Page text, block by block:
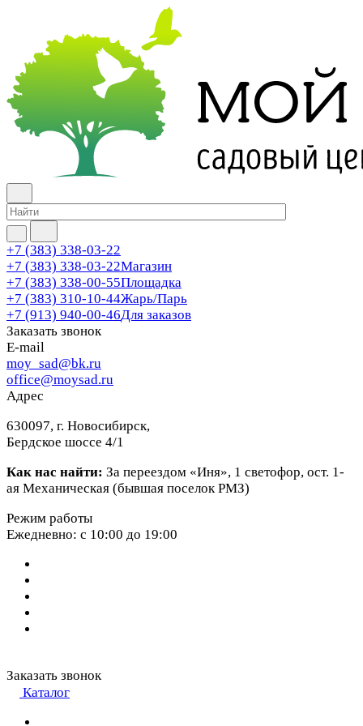
+7 (383) 338-03-22
+7 (383) 338-03-22Магазин
+7 (383) 338-00-55Площадка
+7 (383) 310-10-44Жарь/Парь
+7 (913) 940-00-46Для заказов
Заказать звонок
E-mail
moy_sad@bk.ru
office@moysad.ru
Адрес
630097, г. Новосибирск,
Бердское шоссе 4/1
Как нас найти: За переездом «Иня», 1 светофор, ост. 1-
ая Механическая (бывшая поселок РМЗ)
Режим работы
Ежедневно: с 10:00 до 19:00
Заказать звонок
Каталог